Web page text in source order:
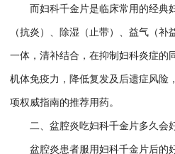
而妇科千金片是临床常用的经典
（抗炎）、除湿（止带）、益气（
一体，清补结合，在抑制妇科炎症的
机体免疫力，降低复发及后遗症风险
项权威指南的推荐用药。
二、盆腔炎吃妇科千金片多久会
盆腔炎患者服用妇科千金片后的